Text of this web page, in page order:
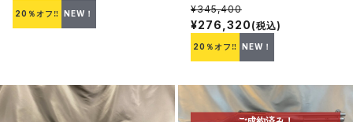
20％オフ‼ NEW！ ¥345,400
¥276,320 (税込)
20％オフ‼ NEW！